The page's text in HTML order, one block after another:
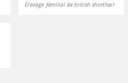
Elevage familial de british shorthair